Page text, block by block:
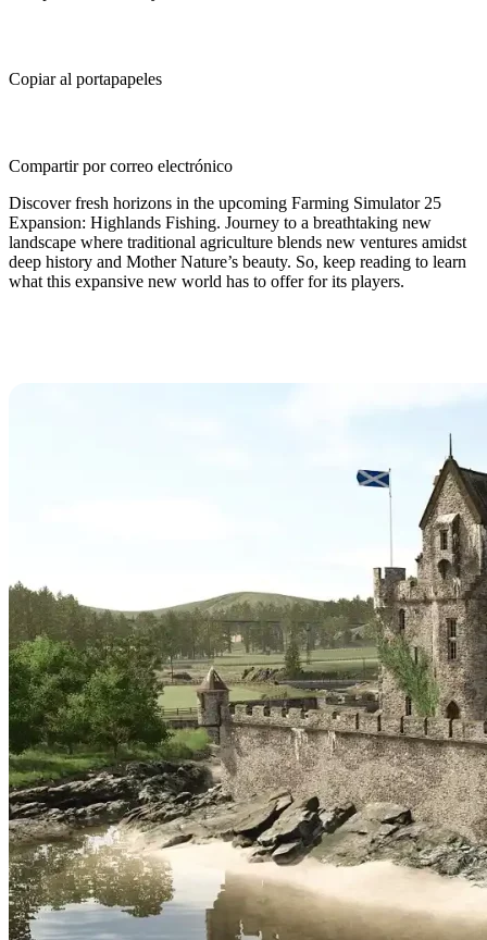
Copiar al portapapeles
Compartir por correo electrónico
Discover fresh horizons in the upcoming Farming Simulator 25
Expansion: Highlands Fishing. Journey to a breathtaking new
landscape where traditional agriculture blends new ventures amidst
deep history and Mother Nature’s beauty. So, keep reading to learn
what this expansive new world has to offer for its players.